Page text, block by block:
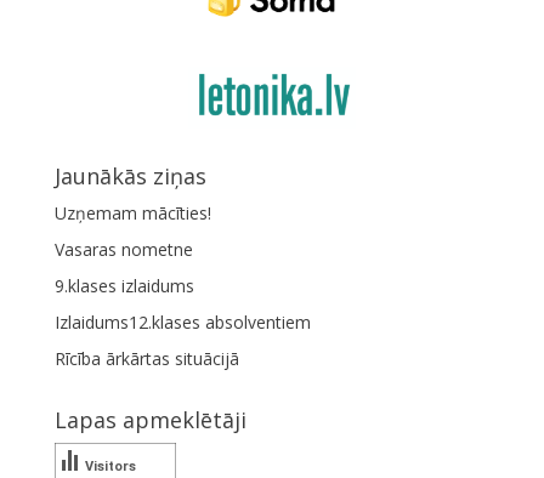
Jaunākās ziņas
Uzņemam mācīties!
Vasaras nometne
9.klases izlaidums
Izlaidums12.klases absolventiem
Rīcība ārkārtas situācijā
Lapas apmeklētāji
Visitors